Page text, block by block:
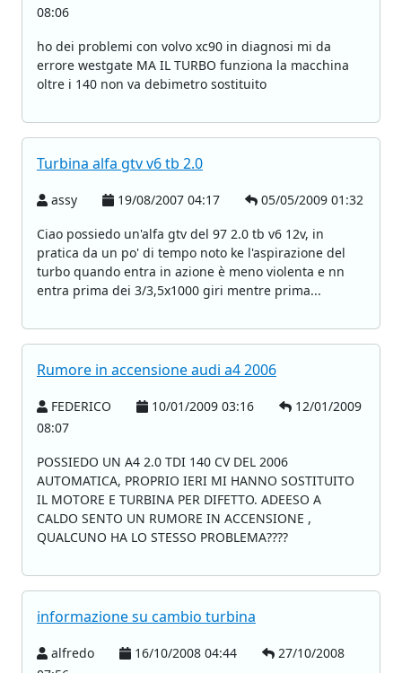
08:06
ho dei problemi con volvo xc90 in diagnosi mi da
errore westgate MA IL TURBO funziona la macchina
oltre i 140 non va debimetro sostituito
Turbina alfa gtv v6 tb 2.0
assy 19/08/2007 04:17
05/05/2009 01:32
Ciao possiedo un'alfa gtv del 97 2.0 tb v6 12v, in
pratica da un po' di tempo noto ke l'aspirazione del
turbo quando entra in azione è meno violenta e nn
entra prima dei 3/3,5x1000 giri mentre prima...
Rumore in accensione audi a4 2006
FEDERICO 10/01/2009 03:16
12/01/2009
08:07
POSSIEDO UN A4 2.0 TDI 140 CV DEL 2006
AUTOMATICA, PROPRIO IERI MI HANNO SOSTITUITO
IL MOTORE E TURBINA PER DIFETTO. ADEESO A
CALDO SENTO UN RUMORE IN ACCENSIONE ,
QUALCUNO HA LO STESSO PROBLEMA????
informazione su cambio turbina
alfredo 16/10/2008 04:44
27/10/2008